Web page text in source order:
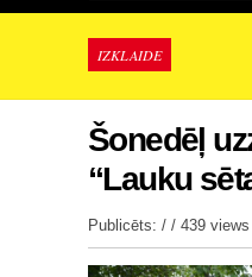
IZKLAIDE
Šonedēļ
“Lauku
Publicēts: / / 439 views